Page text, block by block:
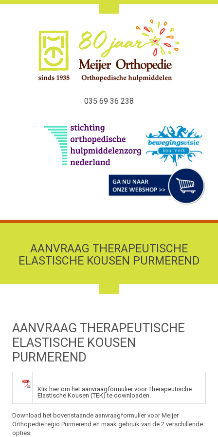
035 69 36 238
AANVRAAG THERAPEUTISCHE
ELASTISCHE KOUSEN PURMEREND
AANVRAAG THERAPEUTISCHE
ELASTISCHE KOUSEN
PURMEREND
Klik hier om het aanvraagformulier voor Therapeutische
Elastische Kousen (TEK) te downloaden.
Download het bovenstaande aanvraagformulier voor Meijer
Orthopedie regio Purmerend en maak gebruik van de 2 verschillende
opties.